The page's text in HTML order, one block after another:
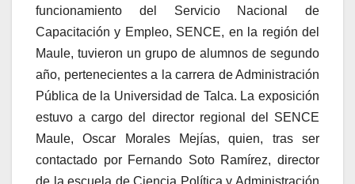
funcionamiento del Servicio Nacional de
Capacitación y Empleo, SENCE, en la región del
Maule, tuvieron un grupo de alumnos de segundo
año, pertenecientes a la carrera de Administración
Pública de la Universidad de Talca. La exposición
estuvo a cargo del director regional del SENCE
Maule, Oscar Morales Mejías, quien, tras ser
contactado por Fernando Soto Ramírez, director
de la escuela de Ciencia Política y Administración